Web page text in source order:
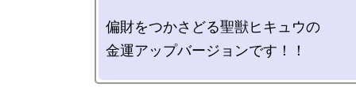
偏財をつかさどる聖獣ヒキュウの
金運アップバージョンです！！